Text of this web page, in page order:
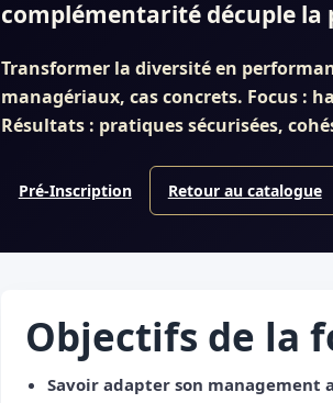
complémentarité décuple la
Transformer la diversité en
managériaux, cas concrets. Focus :
Résultats : pratiques sécurisées,
Pré-Inscription Retour au catalogue
Objectifs de la
Savoir adapter son management